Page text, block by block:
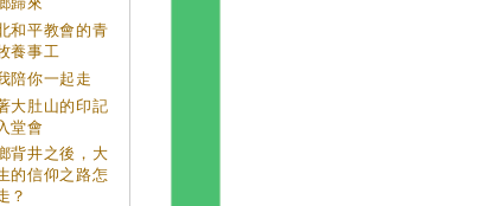
和平教會的青
養事工
陪你一起走
大肚山的印記
堂會
背井之後，大
的信仰之路怎
？